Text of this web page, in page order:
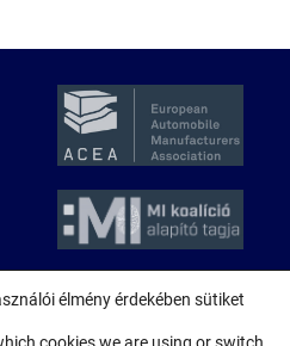
élmény érdekében sütiket